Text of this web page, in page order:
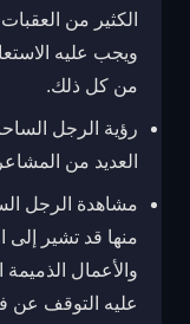
الكثير من
ويجب عليه
من كل ذلك.
رؤية الرجل
العديد من
مشاهدة الرجل
منها قد تشير إلى
والأعمال
عليه التوقف عن